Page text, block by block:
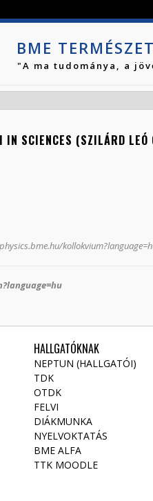
BME
"A ma tudománya, a
IN SCIENCES (SZILÁRD LEÓ
HALLGATÓKNAK
NEPTUN (HALLGATÓI)
TDK
OTDK
FELVI
DIÁKMUNKA
NYELVOKTATÁS
BME ALFA
TTK MOODLE